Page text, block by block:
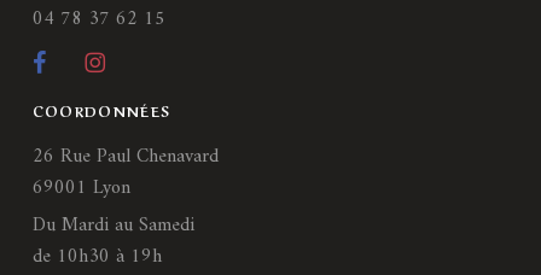
04 78 37 62 15
COORDONNÉES
26 Rue Paul Chenavard
69001 Lyon
Du Mardi au Samedi
de 10h30 à 19h